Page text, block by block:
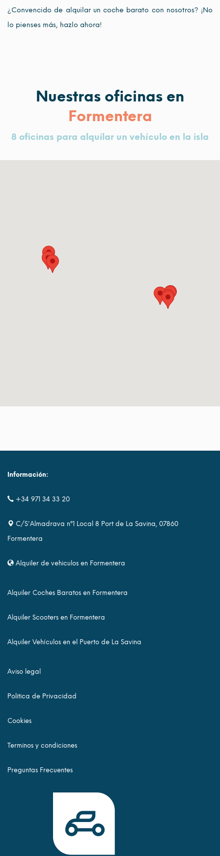
¿Convencido de alquilar un coche barato con nosotros? ¡No
lo pienses más, hazlo ahora!
Nuestras oficinas en
Formentera
8 oficinas para alquilar un vehículo en la isla
Información:
+34 971 34 33 20
C/S'Almadrava nº1 Local 8 Port de La Savina, 07860
Formentera
Alquiler de vehiculos en Formentera
Alquiler Coches Baratos en Formentera
Alquiler Scooters en Formentera
Alquiler Vehículos en el Puerto de La Savina
Aviso legal
Politica de Privacidad
Cookies
Terminos y condiciones
Preguntas Frecuentes